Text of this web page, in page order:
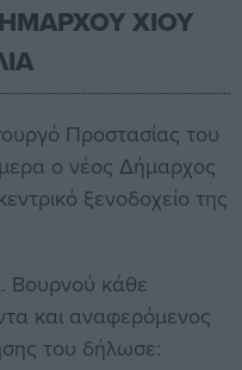
ΧΙΟΥ
Προστασίας του
ο νέος Δήμαρχος
ξενοδοχείο της
Βουρνού κάθε
και αναφερόμενος
του δήλωσε: